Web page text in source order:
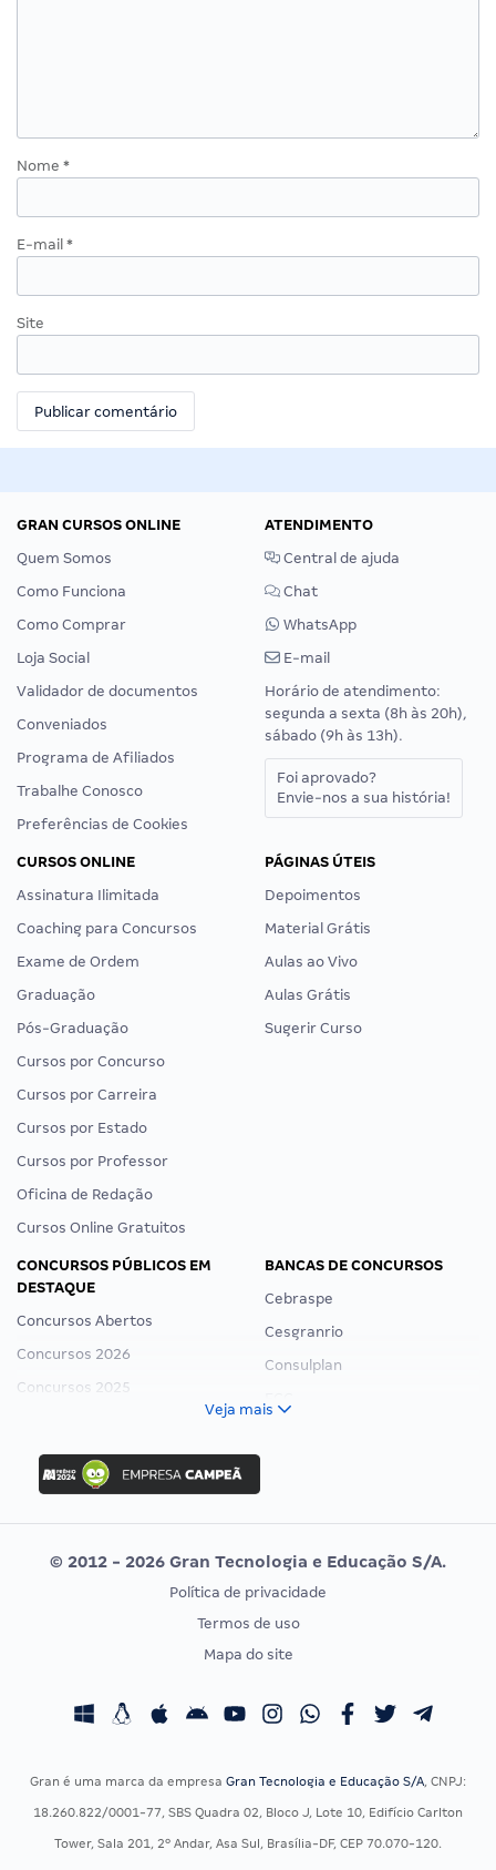
Nome *
E-mail *
Site
GRAN CURSOS ONLINE
Quem Somos
Como Funciona
Como Comprar
Loja Social
Validador de documentos
Conveniados
Programa de Afiliados
Trabalhe Conosco
Preferências de Cookies
ATENDIMENTO
Central de ajuda
Chat
WhatsApp
E-mail
Horário de atendimento:
segunda a sexta (8h às 20h),
sábado (9h às 13h).
Foi aprovado?
Envie-nos a sua história!
CURSOS ONLINE
Assinatura Ilimitada
Coaching para Concursos
Exame de Ordem
Graduação
Pós-Graduação
Cursos por Concurso
Cursos por Carreira
Cursos por Estado
Cursos por Professor
Oficina de Redação
Cursos Online Gratuitos
PÁGINAS ÚTEIS
Depoimentos
Material Grátis
Aulas ao Vivo
Aulas Grátis
Sugerir Curso
CONCURSOS PÚBLICOS EM
DESTAQUE
Concursos Abertos
Concursos 2026
Concursos 2025
Concurso Ibama
Concurso MPU
Editais publicados
BANCAS DE CONCURSOS
Cebraspe
Cesgranrio
Consulplan
Vunesp
CONCURSOS POR PROFISSÃO
Concursos Fiscais
Concursos Saúde
EXAME DE ORDEM
Calendário OAB
Veja mais
© 2012 - 2026 Gran Tecnologia e Educação S/A.
Política de privacidade
Termos de uso
Mapa do site
Gran é uma marca da empresa Gran Tecnologia e Educação S/A, CNPJ:
18.260.822/0001-77, SBS Quadra 02, Bloco J, Lote 10, Edifício Carlton
Tower, Sala 201, 2º Andar, Asa Sul, Brasília-DF, CEP 70.070-120.